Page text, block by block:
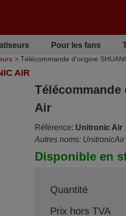
Pour les fans
> Télécommande d'origine
AIR
Air
Référence: Unitronic Air
Autres noms: UnitronicAir
Disponible en
Quantité
Prix hors TVA